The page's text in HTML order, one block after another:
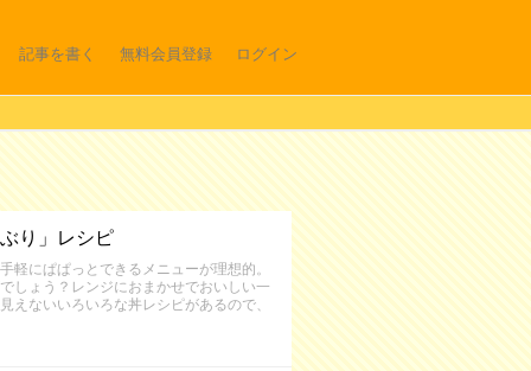
記事を書く 無料会員登録 ログイン
り」レシピ
にぱぱっとできるメニューが理想的。
しょう？レンジにおまかせでおいしい一
ないいろいろな丼レシピがあるので、